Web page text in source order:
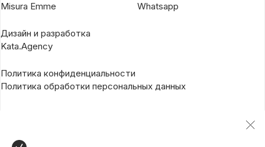
Misura Emme
Whatsapp
Дизайн и разработка
Kata.Agency
Политика конфиденциальности
Политика обработки персональных данных